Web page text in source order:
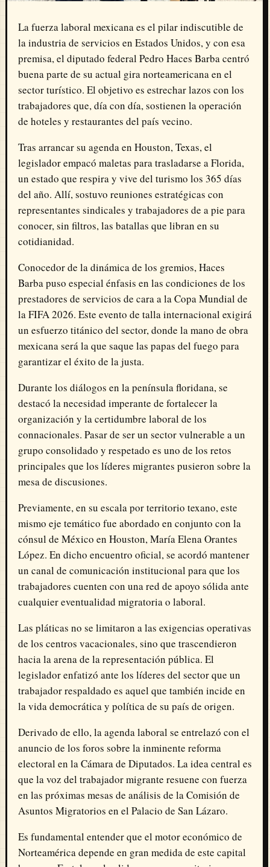
La fuerza laboral mexicana es el pilar indiscutible de
la industria de servicios en Estados Unidos, y con esa
premisa, el diputado federal Pedro Haces Barba centró
buena parte de su actual gira norteamericana en el
sector turístico. El objetivo es estrechar lazos con los
trabajadores que, día con día, sostienen la operación
de hoteles y restaurantes del país vecino.
Tras arrancar su agenda en Houston, Texas, el
legislador empacó maletas para trasladarse a Florida,
un estado que respira y vive del turismo los 365 días
del año. Allí, sostuvo reuniones estratégicas con
representantes sindicales y trabajadores de a pie para
conocer, sin filtros, las batallas que libran en su
cotidianidad.
Conocedor de la dinámica de los gremios, Haces
Barba puso especial énfasis en las condiciones de los
prestadores de servicios de cara a la Copa Mundial de
la FIFA 2026. Este evento de talla internacional exigirá
un esfuerzo titánico del sector, donde la mano de obra
mexicana será la que saque las papas del fuego para
garantizar el éxito de la justa.
Durante los diálogos en la península floridana, se
destacó la necesidad imperante de fortalecer la
organización y la certidumbre laboral de los
connacionales. Pasar de ser un sector vulnerable a un
grupo consolidado y respetado es uno de los retos
principales que los líderes migrantes pusieron sobre la
mesa de discusiones.
Previamente, en su escala por territorio texano, este
mismo eje temático fue abordado en conjunto con la
cónsul de México en Houston, María Elena Orantes
López. En dicho encuentro oficial, se acordó mantener
un canal de comunicación institucional para que los
trabajadores cuenten con una red de apoyo sólida ante
cualquier eventualidad migratoria o laboral.
Las pláticas no se limitaron a las exigencias operativas
de los centros vacacionales, sino que trascendieron
hacia la arena de la representación pública. El
legislador enfatizó ante los líderes del sector que un
trabajador respaldado es aquel que también incide en
la vida democrática y política de su país de origen.
Derivado de ello, la agenda laboral se entrelazó con el
anuncio de los foros sobre la inminente reforma
electoral en la Cámara de Diputados. La idea central es
que la voz del trabajador migrante resuene con fuerza
en las próximas mesas de análisis de la Comisión de
Asuntos Migratorios en el Palacio de San Lázaro.
Es fundamental entender que el motor económico de
Norteamérica depende en gran medida de este capital